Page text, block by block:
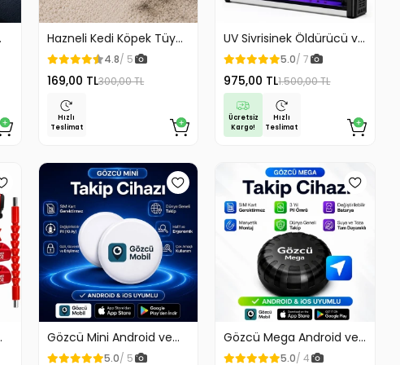
Hazneli Kedi Köpek Tüy
Temizleyici Kıl Toplayıcı
Ördek Tasarımlı
4.8/ 5
169,00 TL300,00 TL
Hızlı
Teslimat
UV Sivrisinek Öldürücü ve
Yok Edici Elektrikli Mega
Boy Sinek Öldürücü
Cihaz Cız Lamba Mor Işık
Asılabilir Taşınabilir
Masaüstü
5.0/ 7
975,00 TL1.500,00 TL
Ücretsiz
Kargo!
Hızlı
Teslimat
Gözcü Mini Android ve
İos Uyumlu Takip Cihazı
5.0/ 5
Gözcü Mega Android ve
İos Uyumlu Takip Cihazı 3
5.0/ 4